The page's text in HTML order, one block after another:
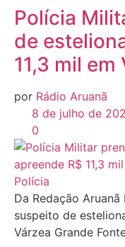
Polícia
de
11,3 mil
por Rádio Aruanã
8 de julho de
0
Polícia
Da Redação
suspeito de
Várzea Grande